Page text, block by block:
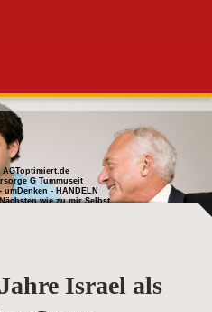
Tummuseit
- HANDELN
wie zu mir Selbst
Israel als